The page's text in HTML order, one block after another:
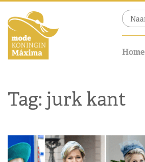
Home
Tag: jurk kant